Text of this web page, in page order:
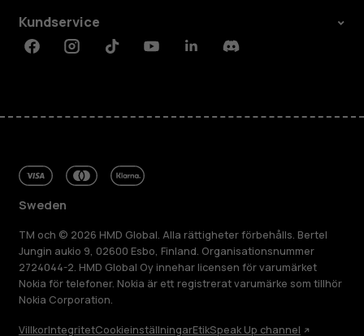
Kundservice
FacebookInstagramTiktokYoutubeLinkedinDiscord
Sweden
TM och © 2026 HMD Global. Alla rättigheter förbehålls. Bertel
Jungin aukio 9, 02600 Esbo, Finland. Organisationsnummer
2724044-2. HMD Global Oy innehar licensen för varumärket
Nokia för telefoner. Nokia är ett registrerat varumärke som tillhör
Nokia Corporation.
VillkorIntegritetCookieinställningarEtikSpeak Up channel